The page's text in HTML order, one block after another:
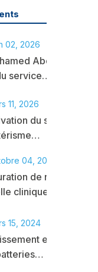
Ghaffour,
service de
2024
notre
et Installation